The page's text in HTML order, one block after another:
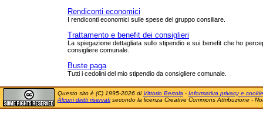
Rendiconti economici
I rendiconti economici sulle spese del gruppo consiliare.
Trattamento e benefit dei consiglieri
La spiegazione dettagliata sullo stipendio e sui benefit che ho
consigliere comunale.
Buste paga
Tutti i cedolini del mio stipendio da consigliere comunale.
Questo sito è (C) 1995-2026 di Vittorio Bertola - Informativa privacy e cookie
Alcuni diritti riservatisecondo la licenza Creative Commons Attribuzione -